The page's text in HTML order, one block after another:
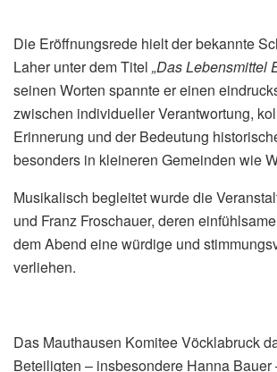
Die Eröffnungsrede hielt der bekannte
Laher unter dem Titel „Das Lebensmittel
seinen Worten spannte er einen
zwischen individueller Verantwortung,
Erinnerung und der Bedeutung
besonders in kleineren Gemeinden wie
Musikalisch begleitet wurde die
und Franz Froschauer, deren
dem Abend eine würdige und
verliehen.
Das Mauthausen Komitee Vöcklabruck
Beteiligten – insbesondere Hanna Bauer